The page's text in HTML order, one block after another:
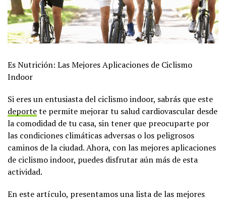
Es Nutrición: Las Mejores Aplicaciones de Ciclismo
Indoor
Si eres un entusiasta del ciclismo indoor, sabrás que este
deportete permite mejorar tu salud cardiovascular desde
la comodidad de tu casa, sin tener que preocuparte por
las condiciones climáticas adversas o los peligrosos
caminos de la ciudad. Ahora, con las mejores aplicaciones
de ciclismo indoor, puedes disfrutar aún más de esta
actividad.
En este artículo, presentamos una lista de las mejores